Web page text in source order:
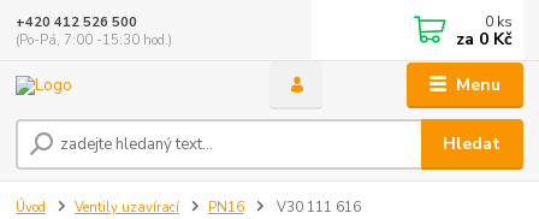
Menu
Hledat
+420 412 526 500
(Po-Pá, 7:00 -15:30 hod.)
0 ks
za 0 Kč
Úvod Ventily uzavírací PN16 V30 111 616